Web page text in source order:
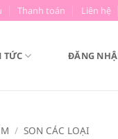
Thanh toán Liên hệ
TỨC ĐĂNG
/ SON CÁC LOẠI